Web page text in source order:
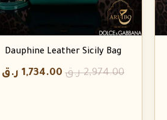
Dauphine Leather Sicily Bag
2,974.00 ر.ق 1,734.00 ر.ق